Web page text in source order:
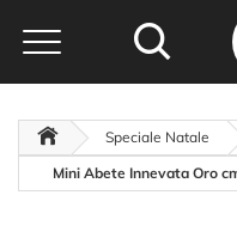
Speciale Natale
Mini Abete Innevata Oro